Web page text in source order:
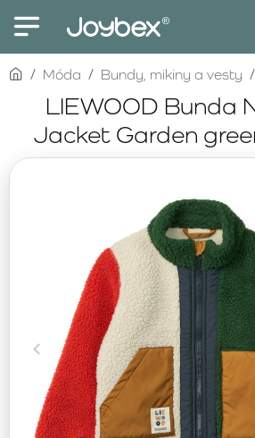
LIEWOOD Bunda
Jacket Garden
homeMóda Bundy, mikiny a vesty